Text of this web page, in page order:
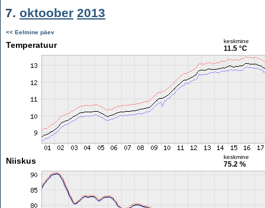
7. oktoober 2013
<< Eelmine päev
Temperatuur keskmine
11.5 °C
Niiskus keskmine
75.2 %